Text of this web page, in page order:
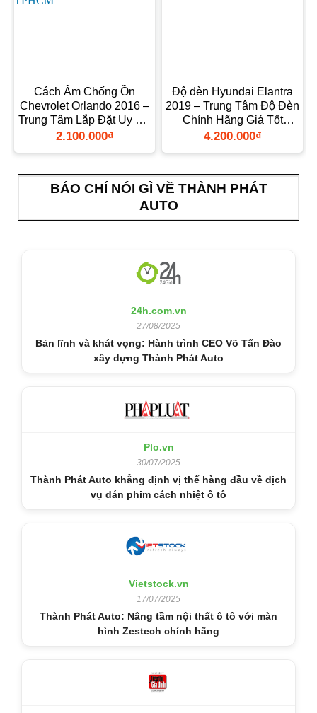
Cách Âm Chống Ồn
Chevrolet Orlando 2016 –
Trung Tâm Lắp Đặt Uy Tín
TPHCM
2.100.000₫
Độ đèn Hyundai Elantra
2019 – Trung Tâm Độ Đèn
Chính Hãng Giá Tốt
TPHCM
4.200.000₫
BÁO CHÍ NÓI GÌ VỀ THÀNH PHÁT
AUTO
24h.com.vn
27/08/2025
Bản lĩnh và khát vọng: Hành trình CEO Võ Tấn Đào
xây dựng Thành Phát Auto
Plo.vn
30/07/2025
Thành Phát Auto khẳng định vị thế hàng đầu về dịch
vụ dán phim cách nhiệt ô tô
Vietstock.vn
17/07/2025
Thành Phát Auto: Nâng tầm nội thất ô tô với màn
hình Zestech chính hãng